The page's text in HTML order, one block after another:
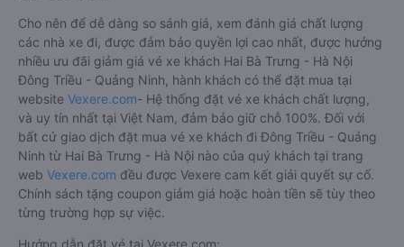
Cho nên để dễ dàng so sánh giá, xem đánh giá chất lượng
các nhà xe đi, được đảm bảo quyền lợi cao nhất, được hưởng
nhiều ưu đãi giảm giá vé xe khách Hai Bà Trưng - Hà Nội
Đông Triều - Quảng Ninh, hành khách có thể đặt mua tại
website Vexere.com- Hệ thống đặt vé xe khách chất lượng,
và uy tín nhất tại Việt Nam, đảm bảo giữ chỗ 100%. Đối với
bất cứ giao dịch đặt mua vé xe khách đi Đông Triều - Quảng
Ninh từ Hai Bà Trưng - Hà Nội nào của quý khách tại trang
web Vexere.com đều được Vexere cam kết giải quyết sự cố.
Chính sách tặng coupon giảm giá hoặc hoàn tiền sẽ tùy theo
từng trường hợp sự việc.
Hướng dẫn đặt vé tại Vexere.com: